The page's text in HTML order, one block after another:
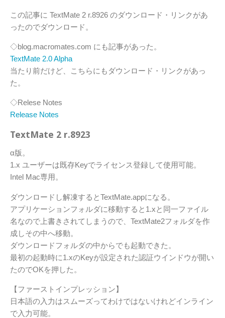
この記事に TextMate 2 r.8926 のダウンロード・リンクがあ
ったのでダウンロード。
◇blog.macromates.com にも記事があった。
TextMate 2.0 Alpha
当たり前だけど、こちらにもダウンロード・リンクがあっ
た。
◇Relese Notes
Release Notes
TextMate 2 r.8923
α版。
1.x ユーザーは既存Keyでライセンス登録して使用可能。
Intel Mac専用。
ダウンロードし解凍するとTextMate.appになる。
アプリケーションフォルダに移動すると1.xと同一ファイル
名なので上書きされてしまうので、TextMate2フォルダを作
成しその中へ移動。
ダウンロードフォルダの中からでも起動できた。
最初の起動時に1.xのKeyが設定された認証ウインドウが開い
たのでOKを押した。
【ファーストインプレッション】
日本語の入力はスムーズってわけではないけれどインライン
で入力可能。